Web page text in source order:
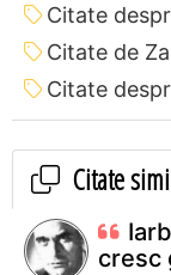
Citate
Citate de
Citate
Citate
cresc